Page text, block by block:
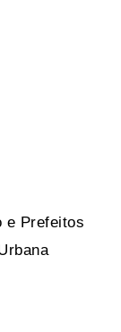
e Prefeitos